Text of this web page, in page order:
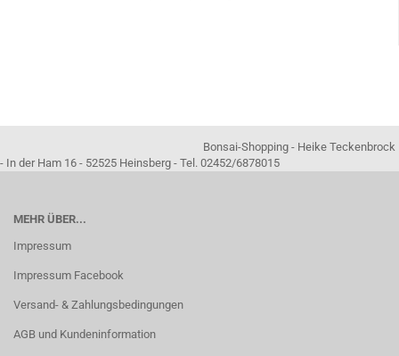
Bonsai-Shopping - Heike Teckenbrock
- In der Ham 16 - 52525 Heinsberg - Tel. 02452/6878015
MEHR ÜBER...
Impressum
Impressum Facebook
Versand- & Zahlungsbedingungen
AGB und Kundeninformation